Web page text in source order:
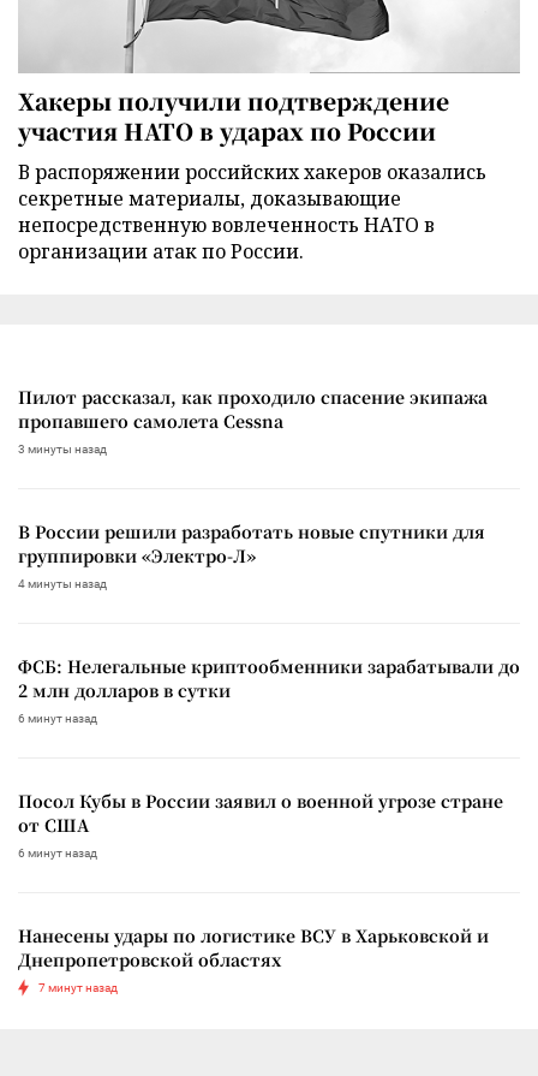
Хакеры получили подтверждение
участия НАТО в ударах по России
В распоряжении российских хакеров оказались
секретные материалы, доказывающие
непосредственную вовлеченность НАТО в
организации атак по России.
Пилот рассказал, как проходило спасение экипажа
пропавшего самолета Cessna
3 минуты назад
В России решили разработать новые спутники для
группировки «Электро-Л»
4 минуты назад
ФСБ: Нелегальные криптообменники зарабатывали до
2 млн долларов в сутки
6 минут назад
Посол Кубы в России заявил о военной угрозе стране
от США
6 минут назад
Нанесены удары по логистике ВСУ в Харьковской и
Днепропетровской областях
7 минут назад